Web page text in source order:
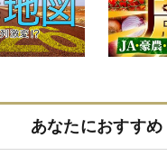
あなたにおすすめ